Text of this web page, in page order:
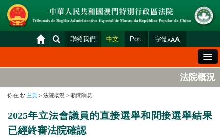
聯絡我們 中文 Port. 字體
法院概況
案件分發及排期
法院概況
你在此: 主頁 > 法院概況 > 新聞消息
2025年立法會議員的直接選舉和間接選舉結果
已經終審法院確認